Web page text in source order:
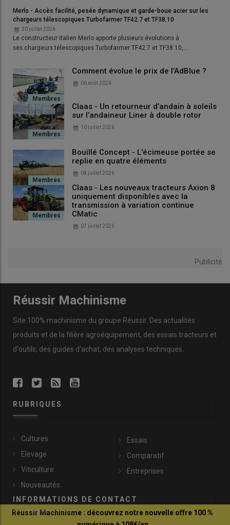
Merlo - Accès facilité, pesée dynamique et garde-boue acier sur les
chargeurs télescopiques Turbofarmer TF42.7 et TF38.10
30 juillet 2026
Le constructeur italien Merlo apporte plusieurs évolutions à
ses chargeurs télescopiques Turbofarmer TF42.7 et TF38.10,…
Comment évolue le prix de l’AdBlue ?
06 août 2026
Claas - Un retourneur d’andain à soleils
sur l’andaineur Liner à double rotor
10 juillet 2026
Bouillé Concept - L'écimeuse portée se
replie en quatre éléments
08 juillet 2026
Claas - Les nouveaux tracteurs Axion 8
uniquement disponibles avec la
transmission à variation continue
CMatic
07 juillet 2026
Publicité
Réussir Machinisme
Site 100% machinisme du groupe Réussir. Des actualités
produits et de la filière agroéquipement, des essais tracteurs et
d'outils, des guides d'achat, des analyses techniques.
RUBRIQUES
Cultures
Elevage
Viticulture
Nouveautés
Essais
Comparatif
Entreprises
INFORMATIONS DE CONTACT
Réussir Machinisme : découvrez notre nouvelle offre 100 %